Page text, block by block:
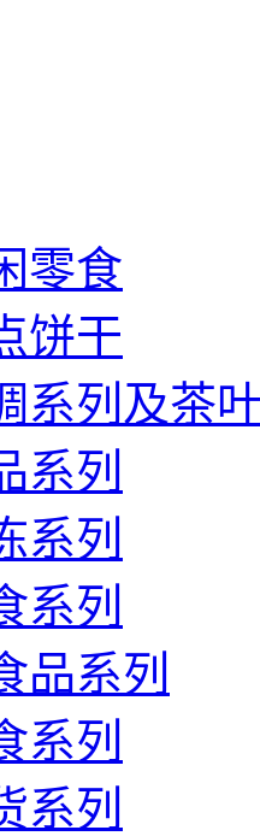
零食
饼干
系列及茶
系列
系列
系列
品系列
系列
系列